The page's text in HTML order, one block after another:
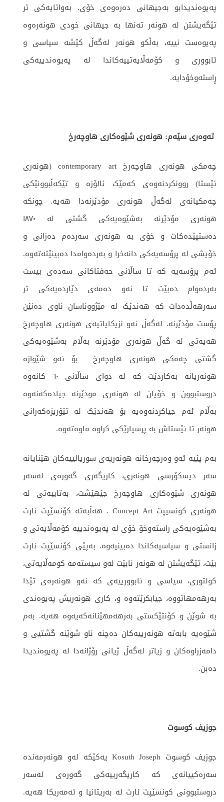
پەیوەندیدابو بەجیهانی دەرەوەی خۆی. بەواتایەکی تر
تێگەیشتن لە هونەر تەنها بە جیهانی خودی هونەرەوە
پەیوەست نییە، بەڵكو هونەر لەگەڵ كێشە سیاسی و
ئابووری و كۆمەڵایەتییەكاندا لە پەیوەندییەكی
ڕاستەوخۆدایە.
تەوەری سێەم: هونەری شێوەکاری هاوچەرخ
چەمکی هونەری هاوچەرخ contemporary art (هونەری
ئێستا) روونکردنەوەی کەمێک ئالۆزە و تێکەڵبوونێکی
چەمکیانەی لەگەڵ هونەری مۆدێرنەدا هەیە. چونکە
هونەری مۆدێرنە بەشێوەیەکی گشتی لە ۱۸۷٠
دەستپێدەکات و خۆی بە هونەری سەردەم دەزانی و
خۆیشی لە پرۆسەیەکی دانەخرا و بەردەوامدا دەبینێتەتەوە.
ئەم پرۆسەیە کە تا ساڵانی حەفتاکانی سەدەی بیست
بەردەوام دەبێت تا ئەو دەمەی دێاردەیەکی تر
سەرهەڵدەدات کە هەندێک لە مێژووناسان ناوی دەنێن
پۆست مۆدێرنە. لەگەڵ ئەو نزیکایاتیەی هونەری هاوچەرخ
هەیەتی لە گەڵ هونەری مۆدێرنە بەڵام بەشێوەیەکی
گشتی چەمکی هونەری هاوچەرخ بۆ ئەو شێوازە
هونەریانە بەکاردێت کە لە دوای ساڵانی ٦٠ کانەوە
دروستبوون و خۆیان لە هونەری مودێرنە جیادەکەنەوە
بەڵام ئەم جیاکردنەوەیە بۆ هەندێک لە تێۆریزەکەرانی
هونەر تا ئێستاش بە پرسیارێکی کراوە ماوەتەوە.
بەم پێیە ئەو وەرچەرخانە هونەریەی سوریالییەکان هێنایانە
سەر دیسکۆرسی هونەری، كاریگەری گەورەی لەسەر
هونەری شێوەکاری هاوچەرخ جێهێشت، بەتایبەتی لە
هونەری كونسیپت Concept Art . هەڵبەتە کۆنسێپت ئارت
بەشێوەیەكی راستەوخۆ خۆی لە پەیوەندییە كۆمەڵایەتی و
زانستی و سیاسیەکاندا دەبینیەوە. بەپێی کۆنسێپت ئارت
بێت، تێگەیشتن لە هونەر نابێت لەو سیستەمە کومەڵایەتی،
کولتوری، سیاسی و ئابوورییەی كە ئەو هونەرەی تێدا
بەرهەمهاتووە، جیابكرێتەوە و، کاری هونەریش پەیوەندی
بە شوێن و كۆنتێكستی بەرهەمهێنانەكەیەوە هەیە. بەم
شێوەیە بابەتە هونەرییەکان دەچنە ناو شوێنە گشتیی و
دامەزراوەكان و زیاتر لەگەڵ ژیانی رۆژانەدا لە پەیوەندیدا
دەبن.
جوزیف کوسوت
جوزیف كوسوت Kosuth Joseph یەكێكە لەو هونەرمەندە
سەرەكییانەی کە كاریگەرییەكی گەورەی لەسەر
دروستبوونی كونسێپت ئارت لە بەریتانیا و ئەمەریكا هەیە.